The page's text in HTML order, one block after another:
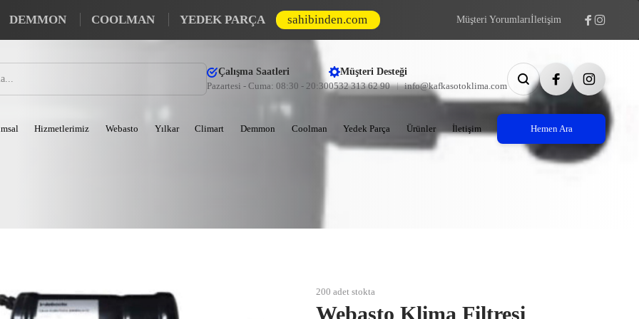
DEMMON COOLMAN YEDEK PARÇA sahibinden.com Müşteri Yorumlarıİletişim
Çalışma Saatleri
Pazartesi - Cuma: 08:30 - 20:30
Müşteri Desteği
0532 313 62 90
info@kafkasotoklima.com
Hizmetlerimiz Webasto Yılkar Climart Demmon Coolman Yedek Parça Ürünler İletişim Hemen Ara
Webasto Klima Filtresi
200 adet stokta